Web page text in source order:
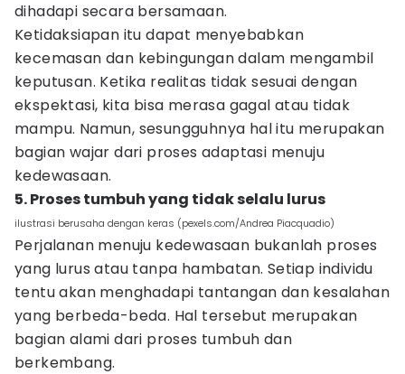
dihadapi secara bersamaan.
Ketidaksiapan itu dapat menyebabkan
kecemasan dan kebingungan dalam mengambil
keputusan. Ketika realitas tidak sesuai dengan
ekspektasi, kita bisa merasa gagal atau tidak
mampu. Namun, sesungguhnya hal itu merupakan
bagian wajar dari proses adaptasi menuju
kedewasaan.
5. Proses tumbuh yang tidak selalu lurus
ilustrasi berusaha dengan keras (pexels.com/Andrea Piacquadio)
Perjalanan menuju kedewasaan bukanlah proses
yang lurus atau tanpa hambatan. Setiap individu
tentu akan menghadapi tantangan dan kesalahan
yang berbeda-beda. Hal tersebut merupakan
bagian alami dari proses tumbuh dan
berkembang.